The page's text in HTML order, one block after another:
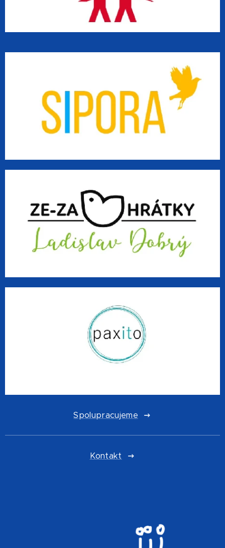
Spolupracujeme
Kontakt